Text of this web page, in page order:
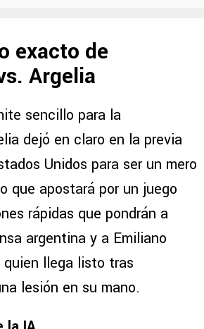
exacto de
Argelia
sencillo para la
dejó en claro en la previa
Unidos para ser un mero
que apostará por un juego
rápidas que pondrán a
argentina y a Emiliano
quien llega listo tras
lesión en su mano.